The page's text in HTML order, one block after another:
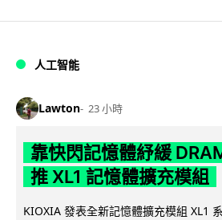
人工智能
Lawton 23 小時
靠快閃記憶體紓緩
推 XL1 記憶體擴充模組
KIOXIA 發表全新記憶體擴充模組 XL1